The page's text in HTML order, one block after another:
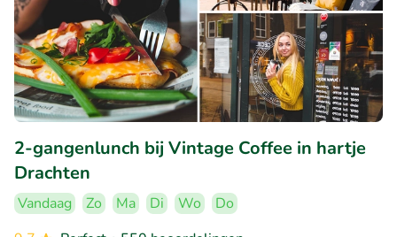
2-gangenlunch bij Vintage Coffee in hartje
Drachten
Vandaag Zo Ma Di Wo
Do